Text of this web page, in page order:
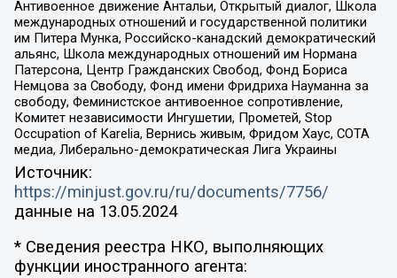
Антивоенное движение Антальи, Открытый диалог, Школа
международных отношений и государственной политики
им Питера Мунка, Российско-канадский демократический
альянс, Школа международных отношений им Нормана
Патерсона, Центр Гражданских Свобод, Фонд Бориса
Немцова за Свободу, Фонд имени Фридриха Науманна за
свободу, Феминистское антивоенное сопротивление,
Комитет независимости Ингушетии, Прометей, Stop
Occupation of Karelia, Вернись живым, Фридом Хаус, СОТА
медиа, Либерально-демократическая Лига Украины
Источник:
https://minjust.gov.ru/ru/documents/7756/
данные на 13.05.2024
* Сведения реестра НКО, выполняющих
функции иностранного агента: